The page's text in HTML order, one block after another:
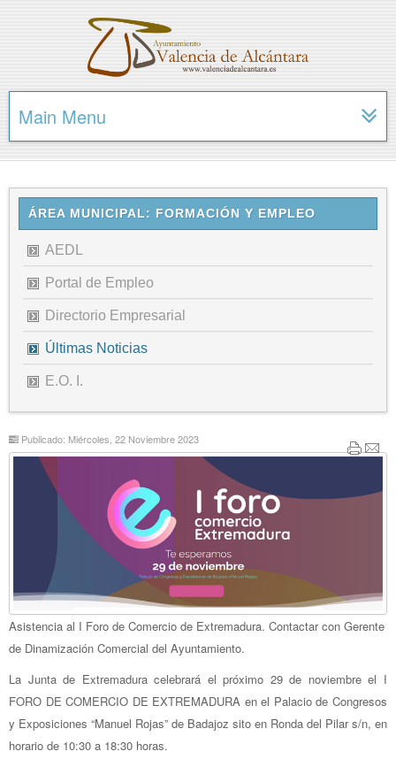
Main Menu
ÁREA MUNICIPAL: FORMACIÓN Y EMPLEO
AEDL
Portal de Empleo
Directorio Empresarial
Últimas Noticias
E.O. I.
Publicado: Miércoles, 22 Noviembre 2023
Asistencia al I Foro de Comercio de Extremadura. Contactar con Gerente
de Dinamización Comercial del Ayuntamiento.
La Junta de Extremadura celebrará el próximo 29 de noviembre el I
FORO DE COMERCIO DE EXTREMADURA en el Palacio de Congresos
y Exposiciones “Manuel Rojas” de Badajoz sito en Ronda del Pilar s/n, en
horario de 10:30 a 18:30 horas.